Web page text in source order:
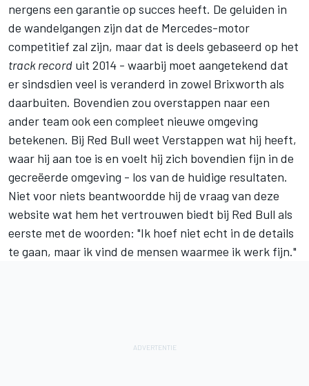
nergens een garantie op succes heeft. De geluiden in
de wandelgangen zijn dat de Mercedes-motor
competitief zal zijn, maar dat is deels gebaseerd op het
track record uit 2014 - waarbij moet aangetekend dat
er sindsdien veel is veranderd in zowel Brixworth als
daarbuiten. Bovendien zou overstappen naar een
ander team ook een compleet nieuwe omgeving
betekenen. Bij Red Bull weet Verstappen wat hij heeft,
waar hij aan toe is en voelt hij zich bovendien fijn in de
gecreëerde omgeving - los van de huidige resultaten.
Niet voor niets beantwoordde hij de vraag van deze
website wat hem het vertrouwen biedt bij Red Bull als
eerste met de woorden: "Ik hoef niet echt in de details
te gaan, maar ik vind de mensen waarmee ik werk fijn."